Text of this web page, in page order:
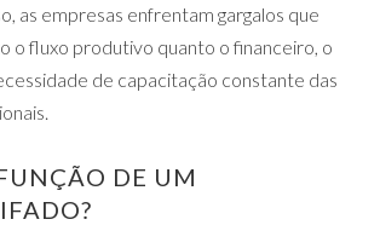
as empresas enfrentam gargalos que
o fluxo produtivo quanto o financeiro, o
de capacitação constante das
DE UM